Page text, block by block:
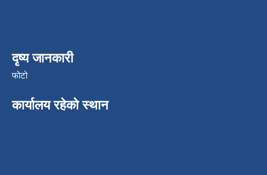
दृष्य जानकारी
फोटो
कार्यालय रहेको स्थान